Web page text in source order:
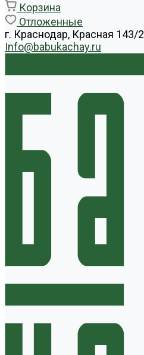
Корзина
Отложенные
г. Краснодар, Красная 143/2
Info@babukachay.ru